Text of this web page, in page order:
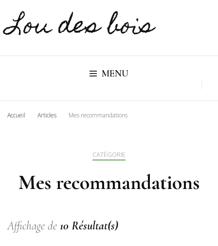
Lou des bois
MENU
Accueil Articles Mes recommandations
CATÉGORIE
Mes recommandations
Affichage de 10 Résultat(s)